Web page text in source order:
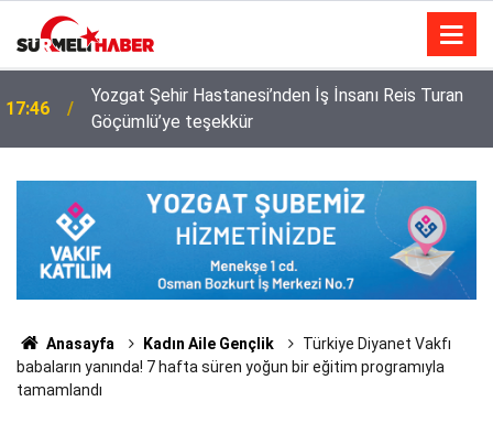
17:46
Yozgat Şehir Hastanesi’nden İş İnsanı Reis Turan
Göçümlü’ye teşekkür
Anasayfa Kadın Aile Gençlik
Türkiye Diyanet Vakfı
babaların yanında! 7 hafta süren yoğun bir eğitim programıyla
tamamlandı